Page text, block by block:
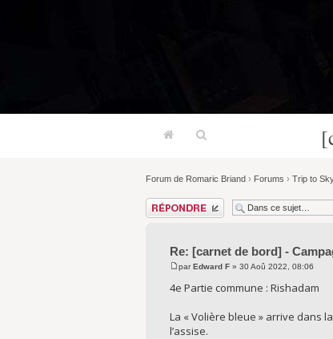
Forum de Romaric Briand › Forums › Trip to
Répondre
Re: [carnet de bord] -
parEdward F » 30 Aoû 2022, 08:06
4e Partie commune : Rishadam
La « Volière bleue » arrive dans
l’assise.